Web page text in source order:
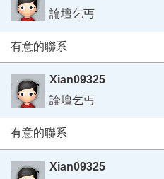
論壇乞丐
有意的聯系
Xian09325
論壇乞丐
有意的聯系
Xian09325